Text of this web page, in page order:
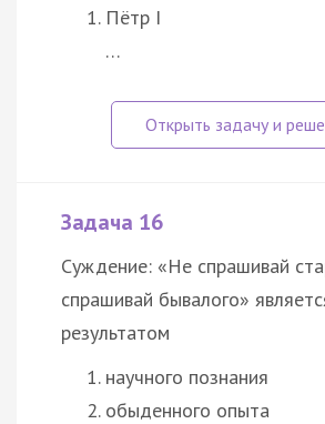
Пётр I
…
Задача 16
Суждение: «Не спрашивай
спрашивай бывалого»
результатом
научного познания
обыденного опыта